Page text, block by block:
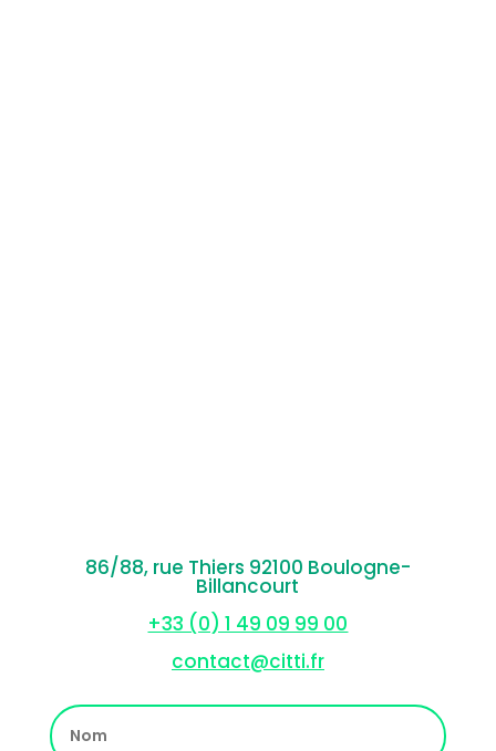
86/88, rue Thiers 92100 Boulogne-
Billancourt
+33 (0) 1 49 09 99 00
contact@citti.fr